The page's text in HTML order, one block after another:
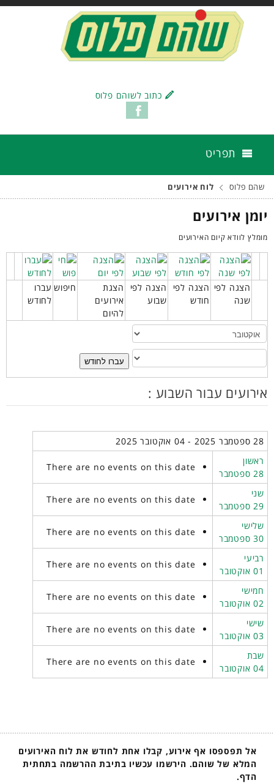
כתוב לשוהם פלוס
תפריט
שהם פלוס לוח אירועים
יומן אירועים
מומלץ לוודא קיום האירועים
הצגה לפי
שנה
הצגה לפי
חודש
הצגה לפי
שבוע
הצגת
אירועים
להיום
חיפוש עברו
לחודש
עברו לחודש
אירועים עבור השבוע :
28 ספטמבר 2025 - 04 אוקטובר 2025
ראשון
28 ספטמבר
There are no events on this date
שני
29 ספטמבר
There are no events on this date
שלישי
30 ספטמבר
There are no events on this date
רביעי
01 אוקטובר
There are no events on this date
חמישי
02 אוקטובר
There are no events on this date
שישי
03 אוקטובר
There are no events on this date
שבת
04 אוקטובר
There are no events on this date
אל תפספסו אף אירוע, קבלו אחת לחודש את לוח האירועים
המלא של שוהם. הירשמו עכשיו בתיבת ההרשמה בתחתית
הדף.